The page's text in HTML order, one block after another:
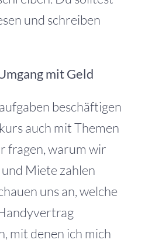
und schreiben
mit Geld
beschäftigen
auch mit Themen
fragen, warum wir
Miete zahlen
uns an, welche
mit denen ich mich